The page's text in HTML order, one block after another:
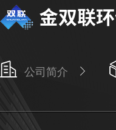
公司简介